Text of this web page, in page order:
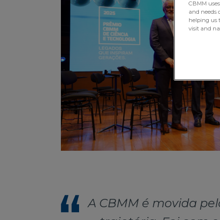
A CBMM é movida
CBMM
and needs
helping us
visit and